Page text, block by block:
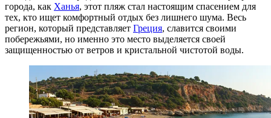
города, как Ханья, этот пляж стал настоящим спасением для
тех, кто ищет комфортный отдых без лишнего шума. Весь
регион, который представляет Греция, славится своими
побережьями, но именно это место выделяется своей
защищенностью от ветров и кристальной чистотой воды.